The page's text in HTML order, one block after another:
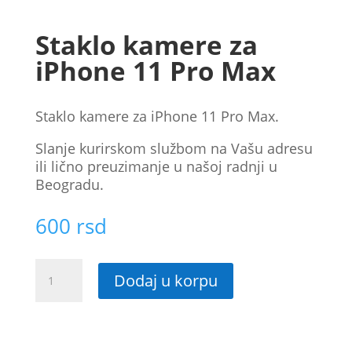
Staklo kamere za
iPhone 11 Pro Max
Staklo kamere za iPhone 11 Pro Max.
Slanje kurirskom službom na Vašu adresu
ili lično preuzimanje u našoj radnji u
Beogradu.
600 rsd
kamere
Dodaj u korpu